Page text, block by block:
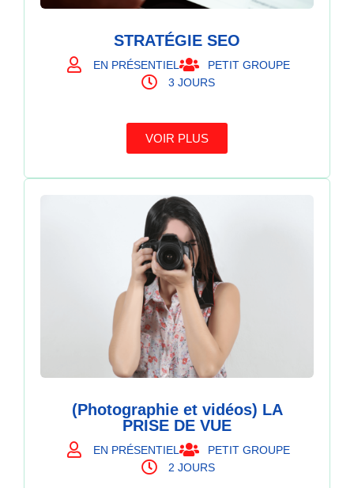
STRATÉGIE SEO
EN PRÉSENTIEL
PETIT GROUPE
3 JOURS
VOIR PLUS
(Photographie et vidéos) LA
PRISE DE VUE
EN PRÉSENTIEL
PETIT GROUPE
2 JOURS